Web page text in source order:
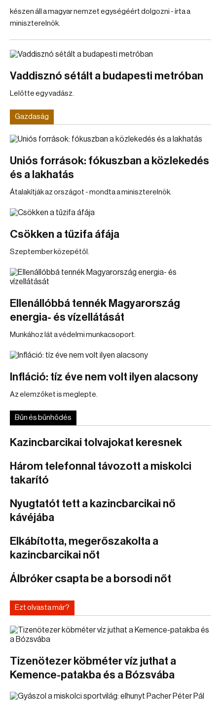
készen áll a magyar nemzet egységéért dolgozni - írta a
miniszterelnök.
Vaddisznó sétált a budapesti metróban
Lelőtte egy vadász.
Gazdaság
Uniós források: fókuszban a közlekedés
és a lakhatás
Átalakítják az országot - mondta a miniszterelnök.
Csökken a tűzifa áfája
Szeptember közepétől.
Ellenállóbbá tennék Magyarország
energia- és vízellátását
Munkához lát a védelmi munkacsoport.
Infláció: tíz éve nem volt ilyen alacsony
Az elemzőket is meglepte.
Bűn és bűnhődés
Kazincbarcikai tolvajokat keresnek
Három telefonnal távozott a miskolci
takarító
Nyugtatót tett a kazincbarcikai nő
kávéjába
Elkábította, megerőszakolta a
kazincbarcikai nőt
Álbróker csapta be a borsodi nőt
Ezt olvasta már?
Tizenötezer köbméter víz juthat a
Kemence-patakba és a Bózsvába